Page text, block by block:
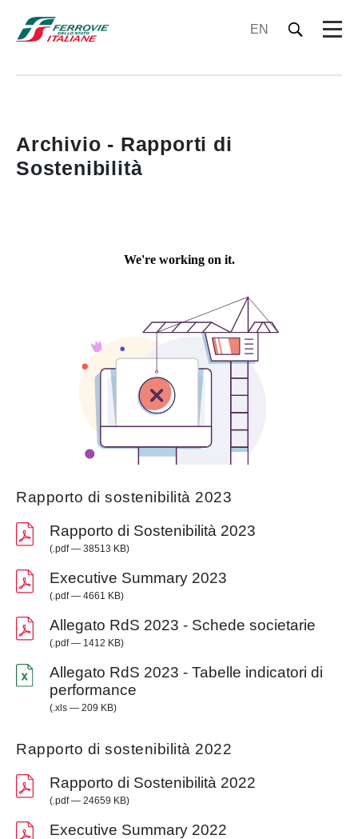
EN
Archivio - Rapporti di
Sostenibilità
Rapporto di sostenibilità 2023
Rapporto di Sostenibilità 2023
(.pdf — 38513 KB)
Executive Summary 2023
(.pdf — 4661 KB)
Allegato RdS 2023 - Schede societarie
(.pdf — 1412 KB)
Allegato RdS 2023 - Tabelle indicatori di
performance
(.xls — 209 KB)
Rapporto di sostenibilità 2022
Rapporto di Sostenibilità 2022
(.pdf — 24659 KB)
Executive Summary 2022